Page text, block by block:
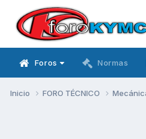
Foros Normas
Inicio FORO TÉCNICO